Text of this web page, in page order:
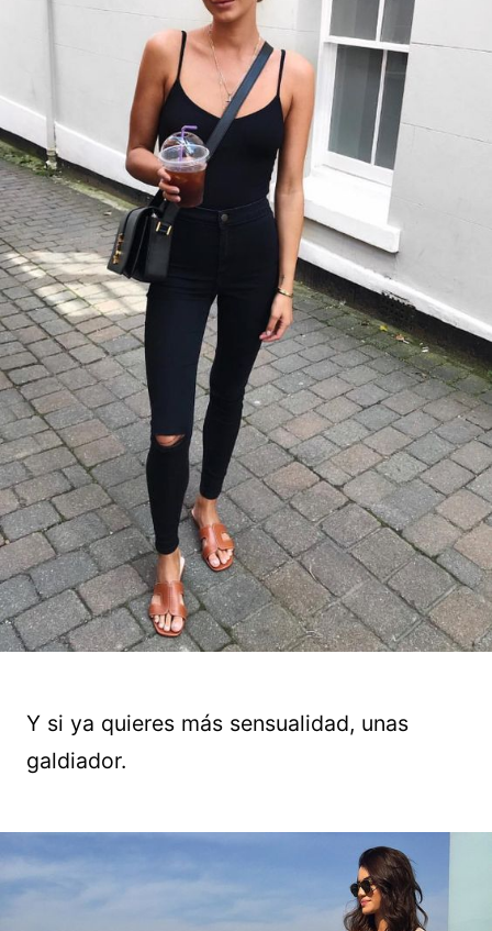
Y si ya quieres más sensualidad, unas
galdiador.